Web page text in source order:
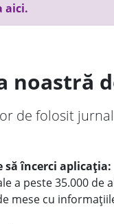
aici.
noastră
de folosit
să încerci aplicația:
a peste 35.000 de
mese cu